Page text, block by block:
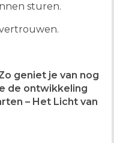
sturen.
geniet je van nog
de ontwikkeling
– Het Licht van